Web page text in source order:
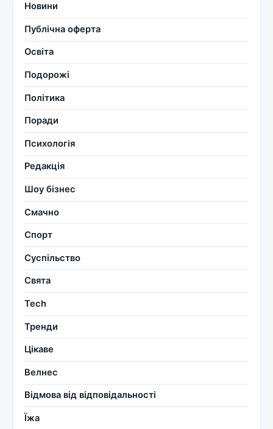
Новини
Публічна оферта
Освіта
Подорожі
Політика
Поради
Психологія
Редакція
Шоу бізнес
Смачно
Спорт
Суспільство
Свята
Tech
Тренди
Цікаве
Велнес
Відмова від відповідальності
Їжа